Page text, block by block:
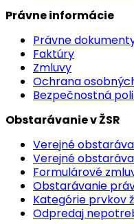
Právne informácie
Právne
Faktúry
Zmluvy
Ochrana
Bezpečnostná
Obstarávanie v ŽSR
Verejné
Verejné
Formulárové
Obstarávanie
Kategórie prvkov
Odpredaj